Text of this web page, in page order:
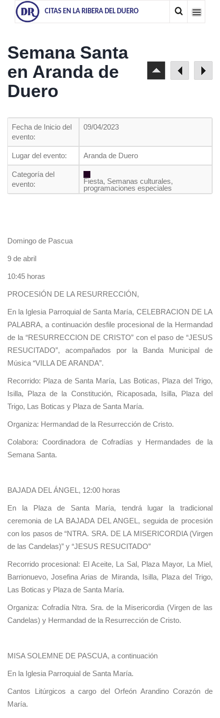
CITAS EN LA RIBERA DEL DUERO
Semana Santa
en Aranda de
Duero
Fecha de Inicio del
evento:
09/04/2023
Lugar del evento: Aranda de Duero
Categoría del
evento:
Fiesta, Semanas culturales,
programaciones especiales
Domingo de Pascua
9 de abril
10:45 horas
PROCESIÓN DE LA RESURRECCIÓN,
En la Iglesia Parroquial de Santa María, CELEBRACION DE LA
PALABRA, a continuación desfile procesional de la Hermandad
de la “RESURRECCION DE CRISTO” con el paso de “JESUS
RESUCITADO”, acompañados por la Banda Municipal de
Música “VILLA DE ARANDA”.
Recorrido: Plaza de Santa María, Las Boticas, Plaza del Trigo,
Isilla, Plaza de la Constitución, Ricaposada, Isilla, Plaza del
Trigo, Las Boticas y Plaza de Santa María.
Organiza: Hermandad de la Resurrección de Cristo.
Colabora: Coordinadora de Cofradías y Hermandades de la
Semana Santa.
BAJADA DEL ÁNGEL, 12:00 horas
En la Plaza de Santa María, tendrá lugar la tradicional
ceremonia de LA BAJADA DEL ANGEL, seguida de procesión
con los pasos de “NTRA. SRA. DE LA MISERICORDIA (Virgen
de las Candelas)” y “JESUS RESUCITADO”
Recorrido procesional: El Aceite, La Sal, Plaza Mayor, La Miel,
Barrionuevo, Josefina Arias de Miranda, Isilla, Plaza del Trigo,
Las Boticas y Plaza de Santa María.
Organiza: Cofradía Ntra. Sra. de la Misericordia (Virgen de las
Candelas) y Hermandad de la Resurrección de Cristo.
MISA SOLEMNE DE PASCUA, a continuación
En la Iglesia Parroquial de Santa María.
Cantos Litúrgicos a cargo del Orfeón Arandino Corazón de
María.